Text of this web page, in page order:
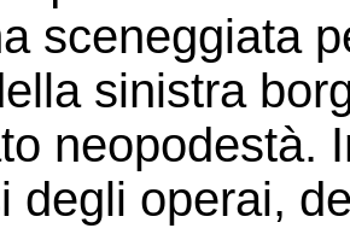
sceneggiata
sinistra
neopodestà.
degli operai,